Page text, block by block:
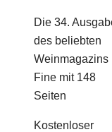
Die 34.
des beliebten
Weinmagazins
Fine mit 148
Seiten
Kostenloser